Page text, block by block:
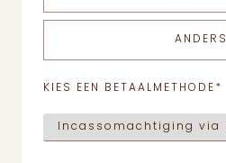
ANDERS
KIES EEN BETAALMETHODE *